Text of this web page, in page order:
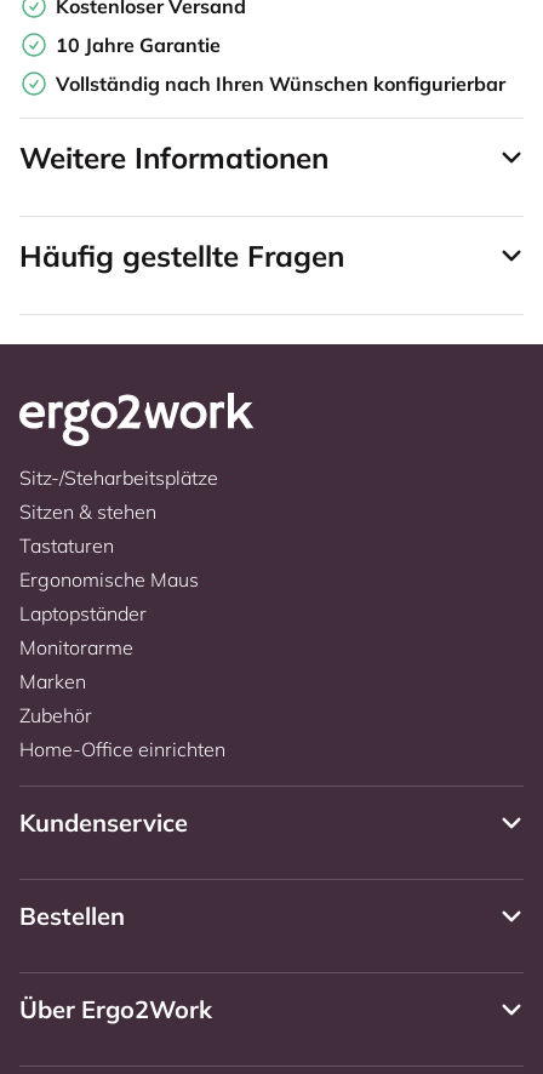
Kostenloser Versand
10 Jahre Garantie
Vollständig nach Ihren Wünschen konfigurierbar
Weitere Informationen
Häufig gestellte Fragen
Sitz-/Steharbeitsplätze
Sitzen & stehen
Tastaturen
Ergonomische Maus
Laptopständer
Monitorarme
Marken
Zubehör
Home-Office einrichten
Kundenservice
Bestellen
Über Ergo2Work